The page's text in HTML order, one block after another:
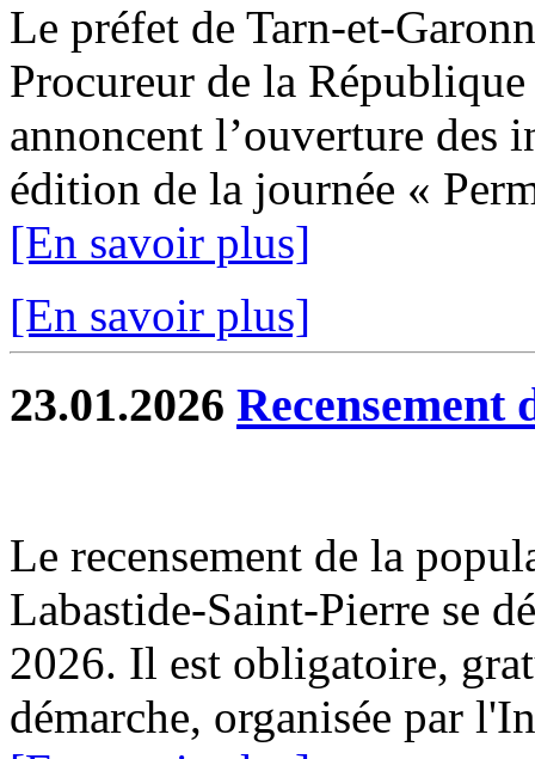
Le préfet de Tarn-et-
Procureur de la
annoncent l’ouverture des
édition de la journée «
[En savoir plus]
[En savoir plus]
23.01.2026 Recensement
Le recensement de la
Labastide-Saint-Pierre se
2026. Il est obligatoire,
démarche, organisée par